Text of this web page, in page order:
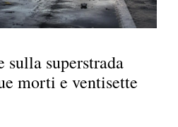
superstrada
morti e ventisette